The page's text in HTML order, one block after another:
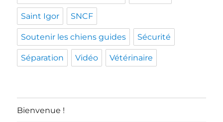
Saint Igor SNCF
Soutenir les chiens guides Sécurité
Séparation Vidéo Vétérinaire
Bienvenue !